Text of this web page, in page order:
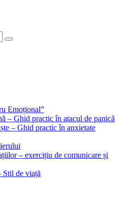
Emoțional”
– Ghid practic în atacul de panică
– Ghid practic în anxietate
– exercițiu de comunicare și
Stil de viață